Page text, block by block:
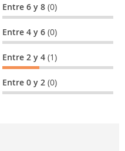
Entre 6 y 8(0)
Entre 4 y 6(0)
Entre 2 y 4(1)
Entre 0 y 2(0)